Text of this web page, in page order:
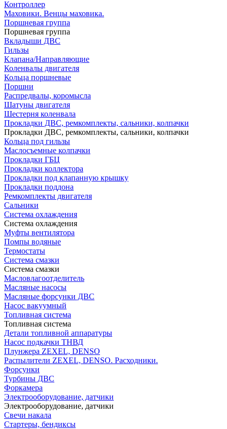
Контроллер
Маховики. Венцы маховика.
Поршневая группа
Поршневая группа
Вкладыши ДВС
Гильзы
Клапана/Направляющие
Коленвалы двигателя
Кольца поршневые
Поршни
Распредвалы, коромысла
Шатуны двигателя
Шестерня коленвала
Прокладки ДВС, ремкомплекты, сальники, колпачки
Прокладки ДВС, ремкомплекты, сальники, колпачки
Кольца под гильзы
Маслосъемные колпачки
Прокладки ГБЦ
Прокладки коллектора
Прокладки под клапанную крышку
Прокладки поддона
Ремкомплекты двигателя
Сальники
Система охлаждения
Система охлаждения
Муфты вентилятора
Помпы водяные
Термостаты
Система смазки
Система смазки
Масловлагоотделитель
Масляные насосы
Масляные форсунки ДВС
Насос вакуумный
Топливная система
Топливная система
Детали топливной аппаратуры
Насос подкачки ТНВД
Плунжера ZEXEL, DENSO
Распылители ZEXEL, DENSO. Расходники.
Форсунки
Турбины ДВС
Форкамера
Электрооборудование, датчики
Электрооборудование, датчики
Свечи накала
Стартеры, бендиксы